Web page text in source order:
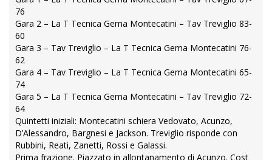
76
Gara 2 – La T Tecnica Gema Montecatini – Tav Treviglio 83-
60
Gara 3 – Tav Treviglio – La T Tecnica Gema Montecatini 76-
62
Gara 4 – Tav Treviglio – La T Tecnica Gema Montecatini 65-
74
Gara 5 – La T Tecnica Gema Montecatini – Tav Treviglio 72-
64
Quintetti iniziali: Montecatini schiera Vedovato, Acunzo,
D’Alessandro, Bargnesi e Jackson. Treviglio risponde con
Rubbini, Reati, Zanetti, Rossi e Galassi.
Prima frazione. Piazzato in allontanamento di Acunzo. Cost